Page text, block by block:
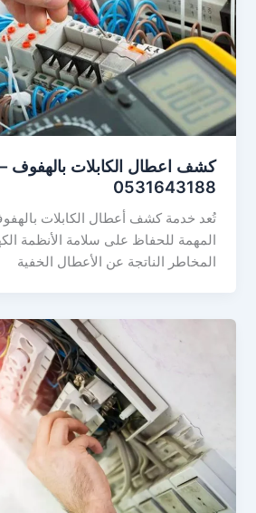
كشف اعطال الكابلات بالهفوف –
0531643188
تُعد خدمة كشف أعطال الكابلات
المهمة للحفاظ على سلامة الأنظمة
المخاطر الناتجة عن الأعطال الخفية